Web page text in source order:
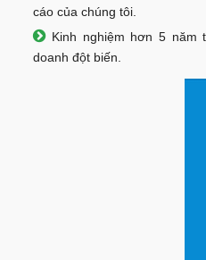
cáo của chúng tôi.
Kinh nghiệm hơn 5 năm
doanh đột biến.